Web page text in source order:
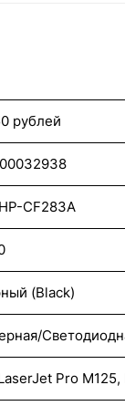
рублей
CF283A
(Black)
Pro